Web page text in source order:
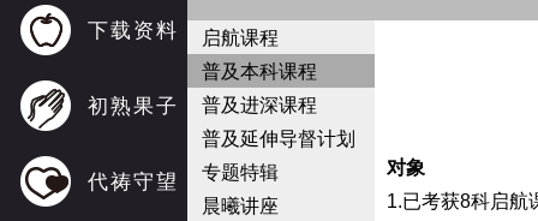
下载资料
初熟果子
代祷守望
启航课程
普及本科课程
普及进深课程
普及延伸导督计划
专题特辑
晨曦讲座
对象
1.已考获8科启航